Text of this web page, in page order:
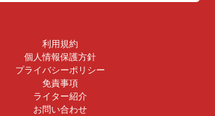
利用規約
個人情報保護方針
プライバシーポリシー
免責事項
ライター紹介
お問い合わせ